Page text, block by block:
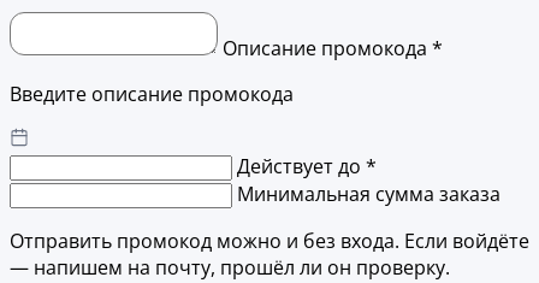
Описание промокода *
Введите описание промокода
Действует до *
Минимальная сумма заказа
Отправить промокод можно и без входа. Если войдёте
— напишем на почту, прошёл ли он проверку.